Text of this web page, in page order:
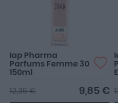
Iap Pharma
Parfums Femme 30
150ml
9,85 €
12,35 €